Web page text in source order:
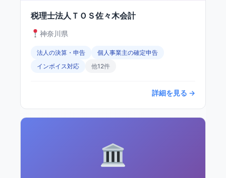
税理士法人ＴＯＳ佐々木会計
神奈川県
法人の決算・申告
個人事業主の確定申告
インボイス対応
他12件
詳細を見る →